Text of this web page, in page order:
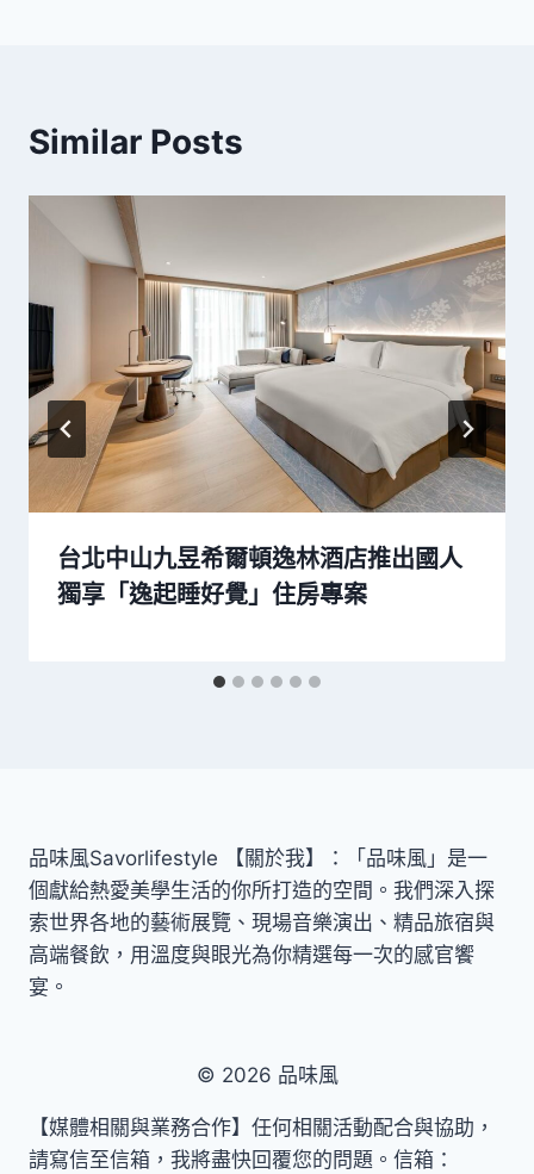
Similar Posts
台北中山九昱希爾頓逸林酒店推出國人
獨享「逸起睡好覺」住房專案
品味風Savorlifestyle 【關於我】：「品味風」是一
個獻給熱愛美學生活的你所打造的空間。我們深入探
索世界各地的藝術展覽、現場音樂演出、精品旅宿與
高端餐飲，用溫度與眼光為你精選每一次的感官饗
宴。
© 2026 品味風
【媒體相關與業務合作】任何相關活動配合與協助，
請寫信至信箱，我將盡快回覆您的問題。信箱：